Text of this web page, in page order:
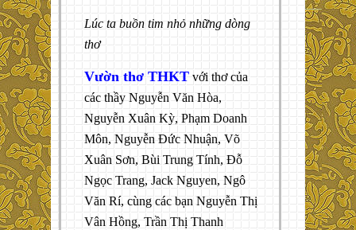
Lúc ta buồn tim nhỏ những dòng
thơ
Vườn thơ THKT với thơ của
các thầy Nguyễn Văn Hòa,
Nguyễn Xuân Kỳ, Phạm Doanh
Môn, Nguyễn Đức Nhuận, Võ
Xuân Sơn, Bùi Trung Tính, Đỗ
Ngọc Trang, Jack Nguyen, Ngô
Văn Rí, cùng các bạn Nguyễn Thị
Vân Hồng, Trần Thị Thanh